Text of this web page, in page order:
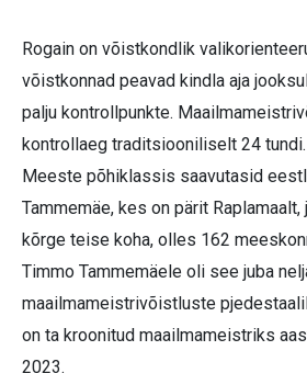
Rogain on võistkondlik
võistkonnad peavad kindla aja
palju kontrollpunkte.
kontrollaeg traditsiooniliselt 24 tundi.
Meeste põhiklassis saavutasid
Tammemäe, kes on pärit Raplamaalt,
kõrge teise koha, olles 162
Timmo Tammemäele oli see juba
maailmameistrivõistluste
on ta kroonitud maailmameistriks
2023.